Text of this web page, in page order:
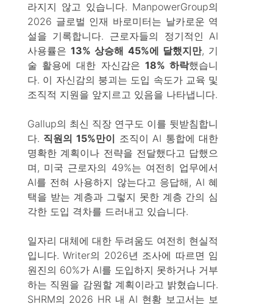
라지지 않고 있습니다. ManpowerGroup의
2026 글로벌 인재 바로미터는 날카로운 역
설을 기록합니다. 근로자들의 정기적인 AI
사용률은13% 상승해 45%에 달했지만, 기
술 활용에 대한 자신감은18% 하락했습니
다. 이 자신감의 붕괴는 도입 속도가 교육 및
조직적 지원을 앞지르고 있음을 나타냅니다.
Gallup의 최신 직장 연구도 이를 뒷받침합니
다. 직원의 15%만이 조직이 AI 통합에 대한
명확한 계획이나 전략을 전달했다고 답했으
며, 미국 근로자의 49%는 여전히 업무에서
AI를 전혀 사용하지 않는다고 응답해, AI 혜
택을 받는 계층과 그렇지 못한 계층 간의 심
각한 도입 격차를 드러내고 있습니다.
일자리 대체에 대한 두려움도 여전히 현실적
입니다. Writer의 2026년 조사에 따르면 임
원진의 60%가 AI를 도입하지 못하거나 거부
하는 직원을 감원할 계획이라고 밝혔습니다.
SHRM의 2026 HR 내 AI 현황 보고서는 보